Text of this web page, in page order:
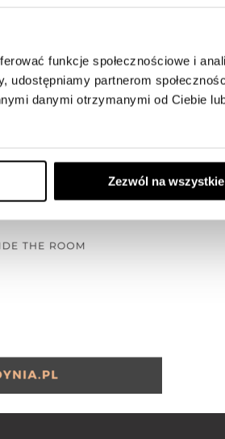
funkcje społecznościowe i
partnerom
danymi otrzymanymi od Ciebie
Zezwól na wszystkie